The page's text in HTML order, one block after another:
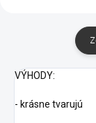
VÝHODY:
- krásne tvarujú